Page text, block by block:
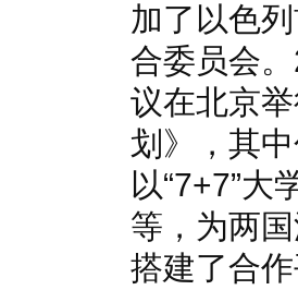
加了以色
合委员会
议在北京
划》，其
以“7+7”大
等，为两
搭建了合